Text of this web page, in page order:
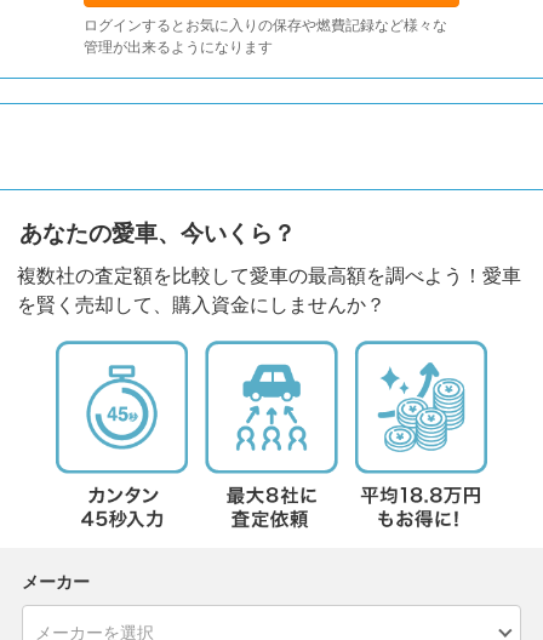
ログインするとお気に入りの保存や燃費記録など様々な
管理が出来るようになります
あなたの愛車、今いくら？
複数社の査定額を比較して愛車の最高額を調べよう！愛車
を賢く売却して、購入資金にしませんか？
メーカー